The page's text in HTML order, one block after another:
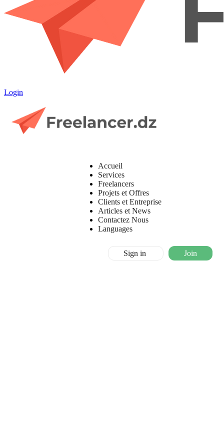
Login
Accueil
Services
Freelancers
Projets et Offres
Clients et Entreprise
Articles et News
Contactez Nous
Languages
Sign in Join